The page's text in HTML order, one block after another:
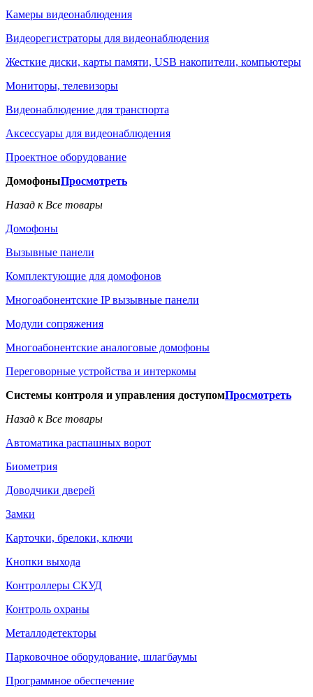
Камеры видеонаблюдения
Видеорегистраторы для видеонаблюдения
Жесткие диски, карты памяти, USB накопители, компьютеры
Мониторы, телевизоры
Видеонаблюдение для транспорта
Аксессуары для видеонаблюдения
Проектное оборудование
ДомофоныПросмотреть
Назад к Все товары
Домофоны
Вызывные панели
Комплектующие для домофонов
Многоабонентские IP вызывные панели
Модули сопряжения
Многоабонентские аналоговые домофоны
Переговорные устройства и интеркомы
Системы контроля и управления доступомПросмотреть
Назад к Все товары
Автоматика распашных ворот
Биометрия
Доводчики дверей
Замки
Карточки, брелоки, ключи
Кнопки выхода
Контроллеры СКУД
Контроль охраны
Металлодетекторы
Парковочное оборудование, шлагбаумы
Программное обеспечение